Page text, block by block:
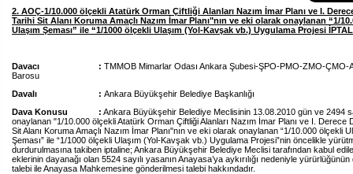
2. AOÇ-1/10.000 ölçekli Atatürk Orman Çiftliği Alanları Nazım İmar Planı ve I.
Tarihi Sit Alanı Koruma Amaçlı Nazım İmar Planı"nın ve eki olarak onaylanan “1/
Ulaşım Şeması” ile “1/1000 ölçekli Ulaşım (Yol-Kavşak vb.) Uygulama Projesi
Davacı : TMMOB Mimarlar Odası Ankara Şubesi-ŞPO-PMO-ZMO-ÇMO-
Barosu
Davalı : Ankara Büyükşehir Belediye Başkanlığı
Dava Konusu : Ankara Büyükşehir Belediye Meclisinin 13.08.2010 gün ve 2494
onaylanan "1/10.000 ölçekli Atatürk Orman Çiftliği Alanları Nazım İmar Planı ve I. Derece
Sit Alanı Koruma Amaçlı Nazım İmar Planı"nın ve eki olarak onaylanan “1/10.000 ölçekli
Şeması” ile “1/1000 ölçekli Ulaşım (Yol-Kavşak vb.) Uygulama Projesi”nin öncelikle
durdurulmasına takiben iptaline; Ankara Büyükşehir Belediye Meclisi tarafından kabul
eklerinin dayanağı olan 5524 sayılı yasanın Anayasa’ya aykırılığı nedeniyle
talebi ile Anayasa Mahkemesine gönderilmesi talebi hakkındadır.